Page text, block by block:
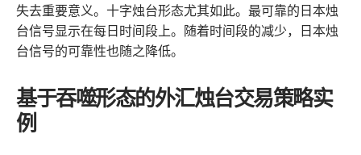
失去重要意义。十字烛台形态尤其如此。最可靠的日本烛
台信号显示在每日时间段上。随着时间段的减少，日本烛
台信号的可靠性也随之降低。
基于吞噬形态的外汇烛台交易策略实
例